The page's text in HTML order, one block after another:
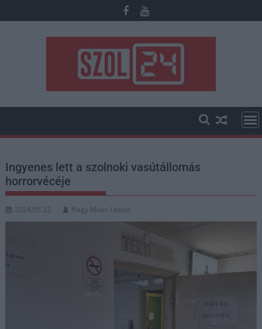
to
Ingyenes lett a szolnoki vasútállomás
horrorvécéje
2024.05.22. Nagy Milan László